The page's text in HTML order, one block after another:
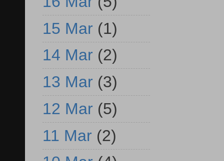
15 Mar (1)
14 Mar (2)
13 Mar (3)
12 Mar (5)
11 Mar (2)